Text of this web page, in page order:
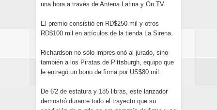
una hora a través de Antena Latina y On TV.
El premio consistió en RD$250 mil y otros
RD$100 mil en artículos de la tienda La Sirena.
Richardson no sólo impresionó al jurado, sino
también a los Piratas de Pittsburgh, equipo que
le entregó un bono de firma por US$80 mil.
De 6'2 de estatura y 185 libras, este lanzador
demostró durante todo el trayecto que su